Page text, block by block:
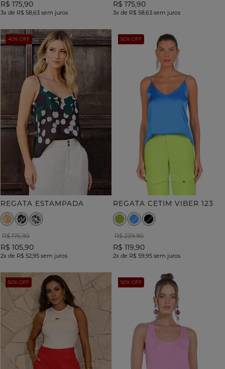
R$ 175,90
3x de R$ 58,63 sem juros
R$ 175,90
3xde R$ 58,63sem juros
40% OFF
REGATA ESTAMPADA
R$ 175,90
R$ 105,90
2x de R$ 52,95 sem juros
50% OFF
REGATA CETIM VIBER 123
R$ 239,90
R$ 119,90
2xde R$ 59,95sem juros
50% OFF 50% OFF